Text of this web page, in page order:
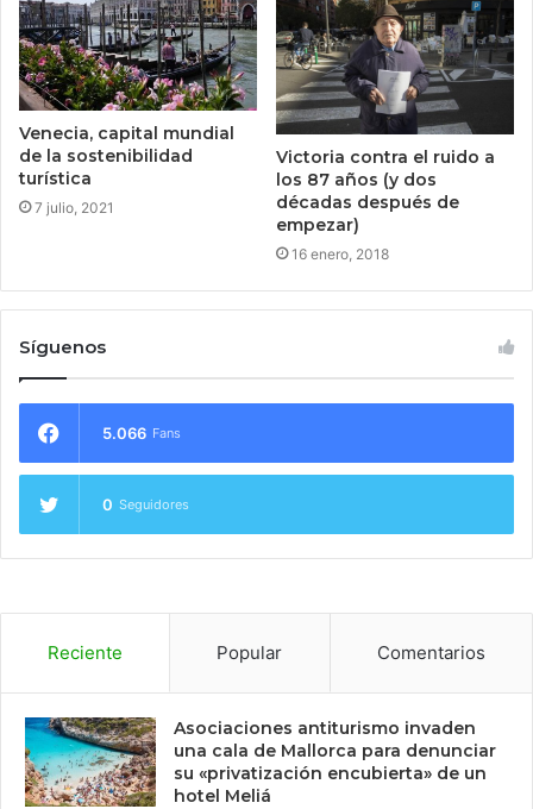
Venecia, capital mundial
de la sostenibilidad
turística
7 julio, 2021
Victoria contra el ruido a
los 87 años (y dos
décadas después de
empezar)
16 enero, 2018
Síguenos
5.066 Fans
0 Seguidores
Reciente Popular Comentarios
Asociaciones antiturismo invaden
una cala de Mallorca para denunciar
su «privatización encubierta» de un
hotel Meliá